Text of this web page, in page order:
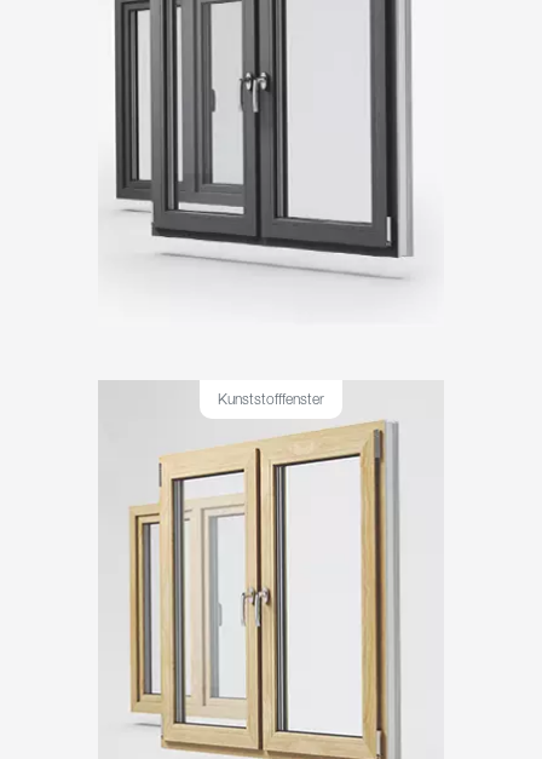
Kunststofffenster